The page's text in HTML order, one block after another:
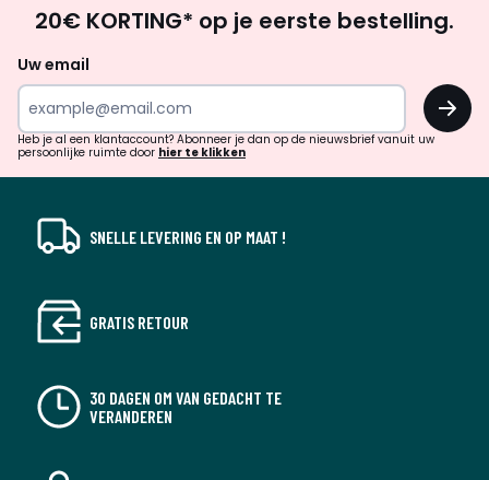
zoek
inspiratie
verrassingen?
20€ KORTING* op je eerste bestelling.
Uw email
OK
Heb je al een klantaccount? Abonneer je dan op de nieuwsbrief vanuit uw
persoonlijke ruimte door hier te klikken
SNELLE LEVERING EN OP MAAT !
GRATIS RETOUR
30 DAGEN OM VAN GEDACHT TE
VERANDEREN